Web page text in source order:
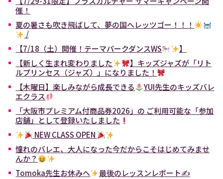
催！
夏の暑さも吹き飛ばして、夢の国へレッツゴー！！！
/
【7/18（土）開催！テーマパークダンスWS
】
【新しく生まれ変わりました
】キッズジャズが「リト
ルプリンセス（ジャズ）」になりました！
【木曜日】楽しみながら成長できる
YUI先生のキッズバレ
エクラス
「大阪市プレミアム付商品券2026」の ご利用可能な「参加
店舗」として登録いたしました
NEW CLASS OPEN
憧れのバレエ、大人になった今だからこそはじめてみませ
んか？
Tomoka先生お休みへ
最後のレッスンレポート✍